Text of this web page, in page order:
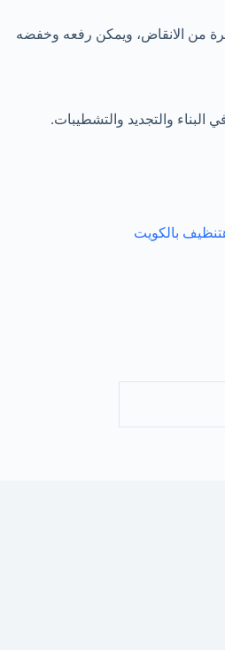
من الانقاض، ويمكن رفعه وخفضه
والتجديد والتشطيبات.
تنظيف بالكويت